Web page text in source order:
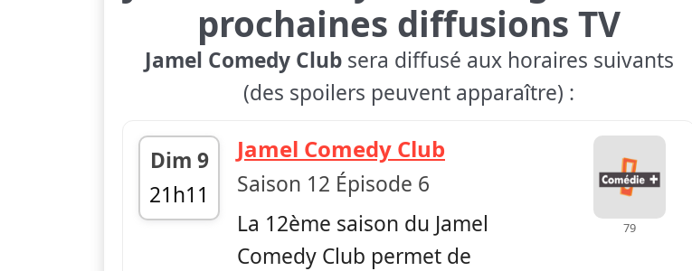
prochaines diffusions TV
Jamel Comedy Clubsera diffusé aux horaires suivants
(des spoilers peuvent apparaître) :
Dim 9
21h11
fin 21h41
Jamel Comedy Club — Jamel Comedy Club
Saison 12 Épisode 6
La 12ème saison du Jamel
Comedy Club permet de
79